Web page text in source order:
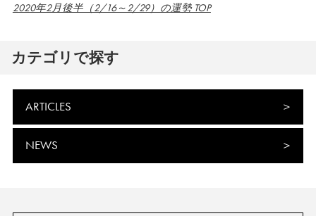
2020年2月後半（2/16～2/29）の運勢 TOP
カテゴリで探す
ARTICLES
NEWS